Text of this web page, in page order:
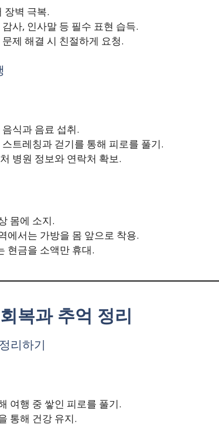
장벽 극복.
감사, 인사말 등 필수 표현 습득.
문제 해결 시 친절하게 요청.
식과 음료 섭취.
스트레칭과 걷기를 통해 피로를 풀기.
병원 정보와 연락처 확보.
몸에 소지.
에서는 가방을 몸 앞으로 착용.
현금을 소액만 휴대.
복과 추억 정리
리하기
여행 중 쌓인 피로를 풀기.
통해 건강 유지.